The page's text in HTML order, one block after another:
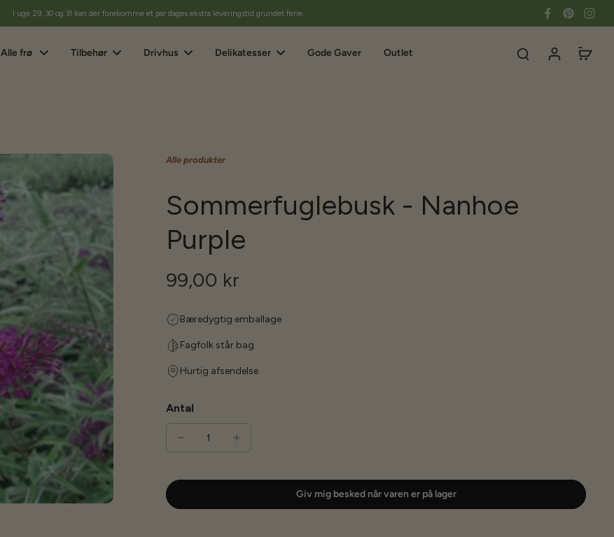
I uge 29, 30 og 31 kan der forekomme et par dages ekstra leveringstid grundet ferie.
Alle frø Tilbehør Drivhus Delikatesser Gode Gaver Outlet
Alle produkter
Sommerfuglebusk - Nanhoe
Purple
99,00 kr
Bæredygtig emballage
Fagfolk står bag
Hurtig afsendelse
Antal
Giv mig besked når varen er på lager